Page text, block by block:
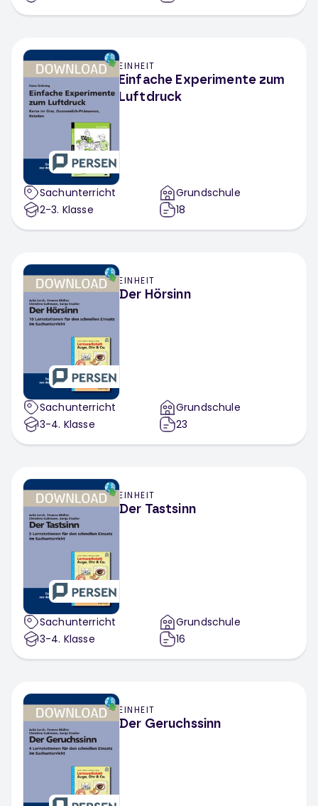
EINHEIT
Einfache Experimente zum
Luftdruck
Sachunterricht
2-3. Klasse
Grundschule
18
EINHEIT
Der Hörsinn
Sachunterricht
3-4. Klasse
Grundschule
23
EINHEIT
Der Tastsinn
Sachunterricht
3-4. Klasse
Grundschule
16
EINHEIT
Der Geruchssinn